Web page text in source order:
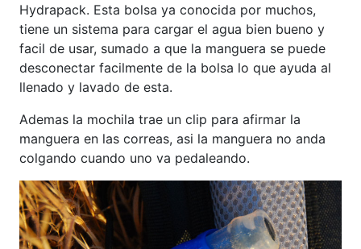
Hydrapack. Esta bolsa ya conocida por muchos,
tiene un sistema para cargar el agua bien bueno y
facil de usar, sumado a que la manguera se puede
desconectar facilmente de la bolsa lo que ayuda al
llenado y lavado de esta.
Ademas la mochila trae un clip para afirmar la
manguera en las correas, asi la manguera no anda
colgando cuando uno va pedaleando.